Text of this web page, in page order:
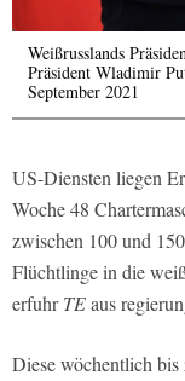
Weißrusslands
Präsident Wladimir
September 2021
US-Diensten liegen
Woche 48
zwischen 100 und
Flüchtlinge in die
erfuhrTEaus
Diese wöchentlich